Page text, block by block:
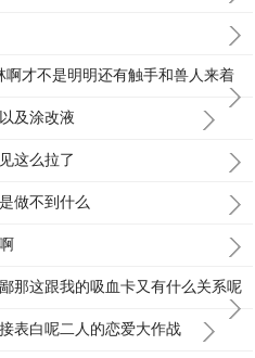
才不是明明还有触手和兽人来着
及涂改液
这么拉了
做不到什么
那这跟我的吸血卡又有什么关系呢
表白呢二人的恋爱大作战